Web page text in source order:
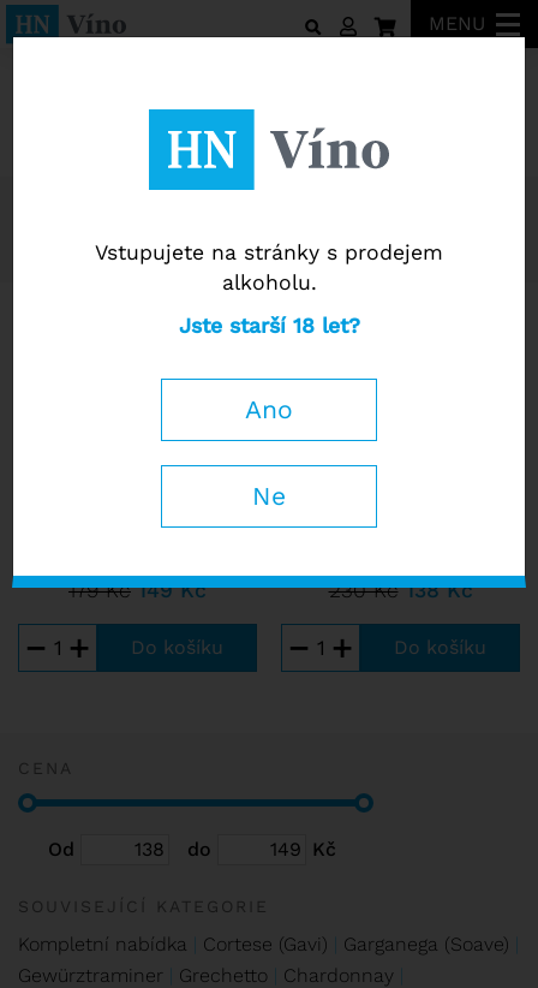
MENU
Verdejo
Názvu A-Z Názvu Z-A
Verdejo "Caballero De
Olmedo" Rueda 2021
179 Kč149 Kč
− +
Veyovis Verdejo 2022
230 Kč138 Kč
− +
CENA
Od do Kč
SOUVISEJÍCÍ KATEGORIE
Kompletní nabídka Cortese (Gavi)
Garganega (Soave)
Gewürztraminer
Grechetto
Chardonnay
Vstupujete na stránky s prodejem
alkoholu.
Jste starší 18 let?
Ano
Ne